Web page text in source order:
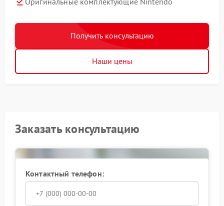
Получить консультацию
Наши цены
Заказать консультацию
Контактный телефон: